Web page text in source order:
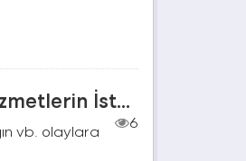
İst...
6
vb. olaylara